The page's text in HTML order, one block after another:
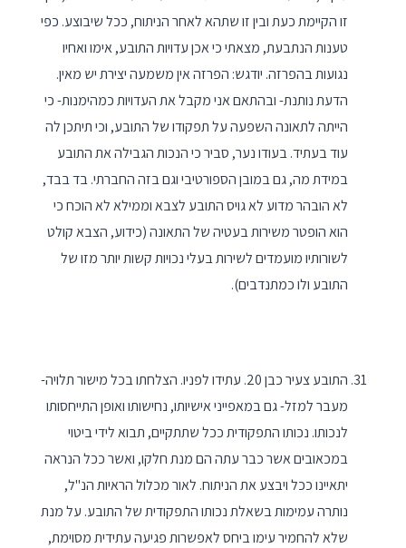
זו הקיימת כעת ובין זו שתהא לאחר הניתוח, ככל שיבוצע. כפי
טענות הנתבעת, מצאתי כי אכן עדויות התובע, אימו ואחיו
נגועות בהפרזה. יודגש: הפרזה אין משמעה יצירת יש מאין.
הדעת נותנת- ובהתאם אני מקבל את העדויות כמהימנות- כי
הייתה לתאונה השפעה על תפקודו של התובע, וכי תיתכן לה
עוד בעתיד. בעודו נער, סביר כי הנכות הגבילה את התובע
במידת מה, גם במובן הספורטיבי וגם בזה החברתי. בד בבד,
לא הובהר מדוע לא גויס התובע לצבא וממילא לא הוכח כי
הוא הופטר משירות בעטיה של התאונה (כידוע, הצבא קולט
לשורותיו מועמדים לשירות בעלי נכויות קשות יותר מזו של
התובע ולו כמתנדבים).
התובע צעיר כבן 20. עתידו לפניו. הצלחתו בכל מישור תלויה-
מעבר למזל- גם במאפייני אישיותו, נחישותו ואופן התייחסותו
לנכותו. נכותו התפקודית ככל שתתקיים, תבוא לידי ביטוי
במכאובים אשר כבר עתה הם מנת חלקו, ואשר ככל הנראה
יתאיינו ככל ויבצע את הניתוח. לאור מכלול הראיות הנ"ל,
נותרה עמימות בשאלת נכותו התפקודית של התובע. על מנת
שלא להחמיר עימו ביחס לאפשרות פגיעה עתידית מסוימת,